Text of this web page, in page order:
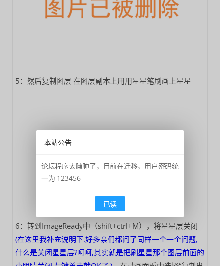
5：然后复制图层 在图层副本上用用星星笔刷画上星星
6：转到ImageReady中（shift+ctrl+M），将星星层关闭
(在这里我补充说明下.好多亲们都问了同样一个一个问题,
什么是关闭星星层?呵呵,其实就是把刷星星那个图层前面的
本站公告
论坛程序太臃肿了，目前在迁移，用户密码统
一为 123456
已读